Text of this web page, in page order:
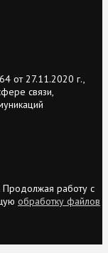
от 27.11.2020 г.,
связи,
Продолжая работу с
обработку файлов